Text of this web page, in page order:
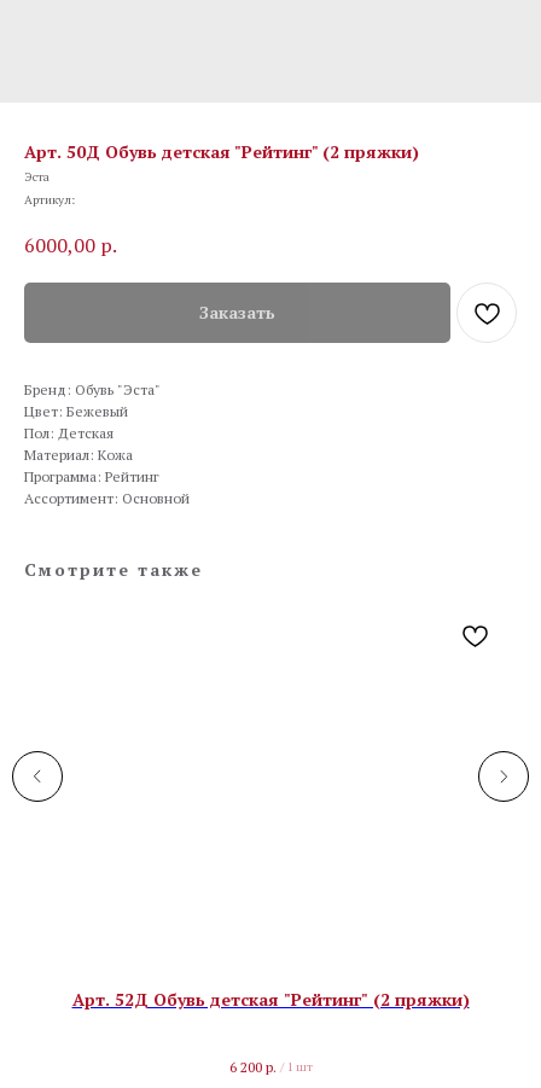
Арт. 50Д Обувь детская "Рейтинг" (2 пряжки)
Эста
Артикул:
6000,00 р.
Заказать
Бренд: Обувь "Эста"
Цвет: Бежевый
Пол: Детская
Материал: Кожа
Программа: Рейтинг
Ассортимент: Основной
Смотрите также
Арт. 52Д Обувь детская "Рейтинг" (2 пряжки)
6 200 р. / 1 шт